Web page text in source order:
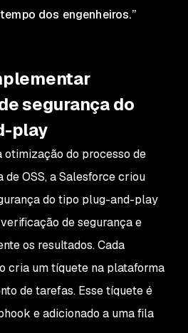
dos engenheiros.”
segurança do
play
otimização do processo de
de OSS, a Salesforce criou
do tipo plug-and-play
de segurança e
os resultados. Cada
cria um tíquete na plataforma
de tarefas. Esse tíquete é
e adicionado a uma fila